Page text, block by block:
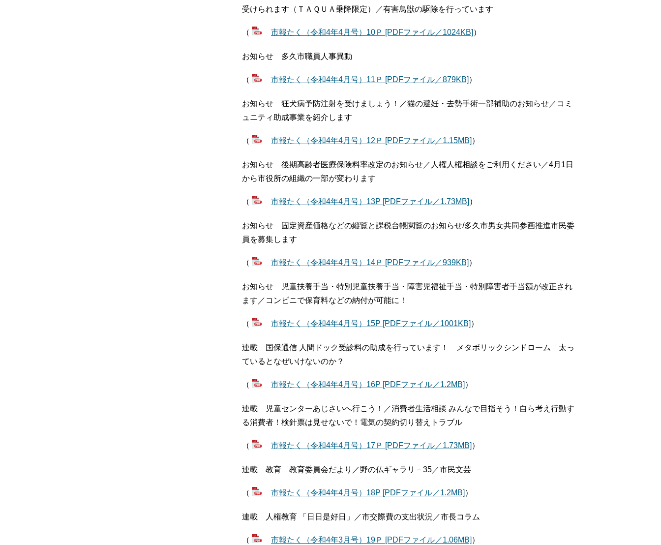
受けられます（ＴＡＱＵＡ乗降限定）／有害鳥獣の駆除を行っています
（ 市報たく（令和4年4月号）10Ｐ [PDFファイル／1024KB] ）
お知らせ 多久市職員人事異動
（ 市報たく（令和4年4月号）11Ｐ [PDFファイル／879KB] ）
お知らせ 狂犬病予防注射を受けましょう！／猫の避妊・去勢手術一部補助のお知らせ／コミ
ュニティ助成事業を紹介します
（ 市報たく（令和4年4月号）12Ｐ [PDFファイル／1.15MB] ）
お知らせ 後期高齢者医療保険料率改定のお知らせ／人権人権相談をご利用ください／4月1日
から市役所の組織の一部が変わります
（ 市報たく（令和4年4月号）13P [PDFファイル／1.73MB] ）
お知らせ 固定資産価格などの縦覧と課税台帳閲覧のお知らせ/多久市男女共同参画推進市民委
員を募集します
（ 市報たく（令和4年4月号）14Ｐ [PDFファイル／939KB] ）
お知らせ 児童扶養手当・特別児童扶養手当・障害児福祉手当・特別障害者手当額が改正され
ます／コンビニで保育料などの納付が可能に！
（ 市報たく（令和4年4月号）15P [PDFファイル／1001KB] ）
連載 国保通信 人間ドック受診料の助成を行っています！ メタボリックシンドローム 太っ
ているとなぜいけないのか？
（ 市報たく（令和4年4月号）16P [PDFファイル／1.2MB] ）
連載 児童センターあじさいへ行こう！／消費者生活相談 みんなで目指そう！自ら考え行動す
る消費者！検針票は見せないで！電気の契約切り替えトラブル
（ 市報たく（令和4年4月号）17Ｐ [PDFファイル／1.73MB] ）
連載 教育 教育委員会だより／野の仏ギャラリ－35／市民文芸
（ 市報たく（令和4年4月号）18P [PDFファイル／1.2MB] ）
連載 人権教育 「日日是好日」／市交際費の支出状況／市長コラム
（ 市報たく（令和4年3月号）19Ｐ [PDFファイル／1.06MB] ）